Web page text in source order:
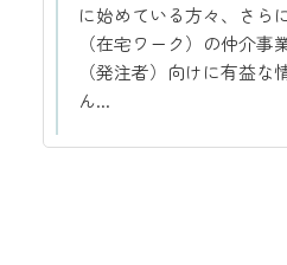
に始めている方々、さら
（在宅ワーク）の仲介
（発注者）向けに有益な
ん...